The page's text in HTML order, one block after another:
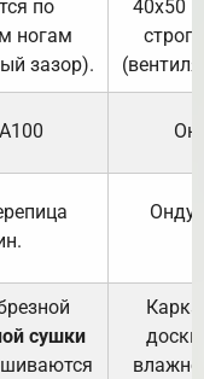
по
ногам
зазор).
40х50
сушки
доски